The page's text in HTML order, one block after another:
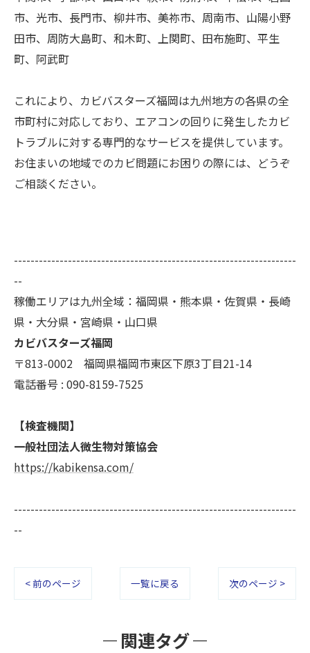
市、光市、長門市、柳井市、美祢市、周南市、山陽小野
田市、周防大島町、和木町、上関町、田布施町、平生
町、阿武町
これにより、カビバスターズ福岡は九州地方の各県の全
市町村に対応しており、エアコンの回りに発生したカビ
トラブルに対する専門的なサービスを提供しています。
お住まいの地域でのカビ問題にお困りの際には、どうぞ
ご相談ください。
--------------------------------------------------------------------
--
稼働エリアは九州全域：福岡県・熊本県・佐賀県・長崎
県・大分県・宮崎県・山口県
カビバスターズ福岡
〒813-0002 福岡県福岡市東区下原3丁目21-14
電話番号 : 090-8159-7525
【検査機関】
一般社団法人微生物対策協会
https://kabikensa.com/
--------------------------------------------------------------------
--
< 前のページ 一覧に戻る 次のページ >
関連タグ